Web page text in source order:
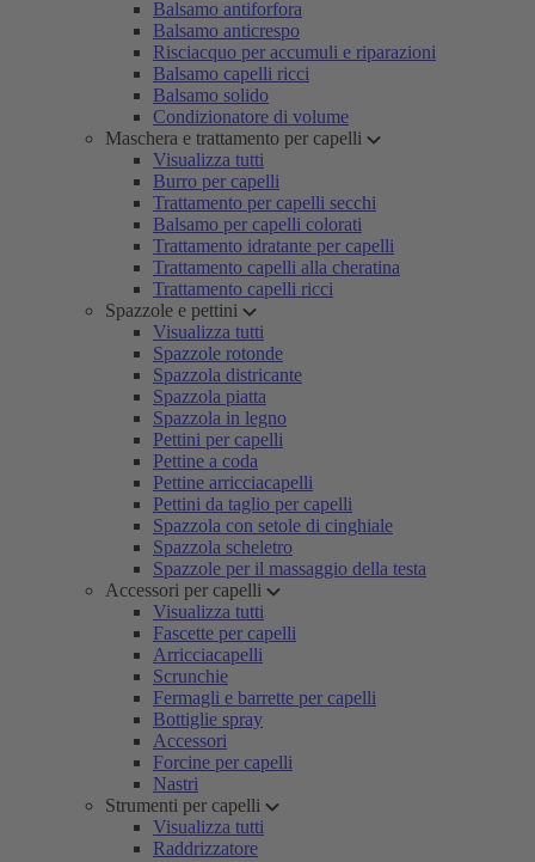
Balsamo antiforfora
Balsamo anticrespo
Risciacquo per accumuli e riparazioni
Balsamo capelli ricci
Balsamo solido
Condizionatore di volume
Maschera e trattamento per capelli
Visualizza tutti
Burro per capelli
Trattamento per capelli secchi
Balsamo per capelli colorati
Trattamento idratante per capelli
Trattamento capelli alla cheratina
Trattamento capelli ricci
Spazzole e pettini
Visualizza tutti
Spazzole rotonde
Spazzola districante
Spazzola piatta
Spazzola in legno
Pettini per capelli
Pettine a coda
Pettine arricciacapelli
Pettini da taglio per capelli
Spazzola con setole di cinghiale
Spazzola scheletro
Spazzole per il massaggio della testa
Accessori per capelli
Visualizza tutti
Fascette per capelli
Arricciacapelli
Scrunchie
Fermagli e barrette per capelli
Bottiglie spray
Accessori
Forcine per capelli
Nastri
Strumenti per capelli
Visualizza tutti
Raddrizzatore